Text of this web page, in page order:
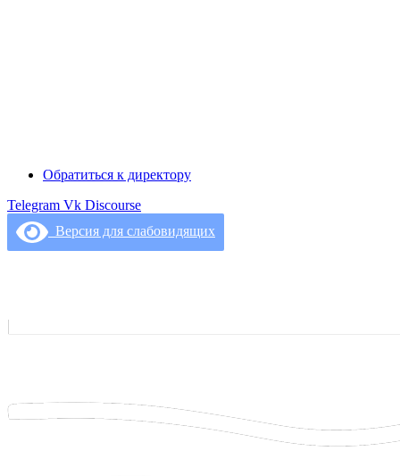
Обратиться к директору
Telegram Vk Discourse
Версия для слабовидящих